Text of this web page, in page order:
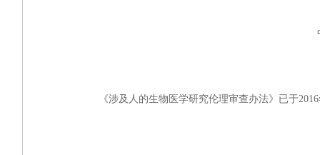
《涉及人的生物医学研究伦理审查办法》已于